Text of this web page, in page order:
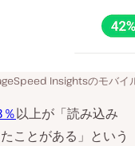
Insightsのモバイ
以上が「読み込み
ことがある」という